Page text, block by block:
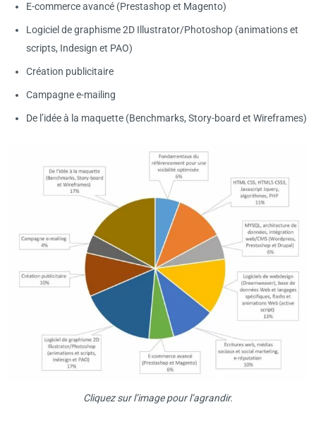
E-commerce avancé (Prestashop et Magento)
Logiciel de graphisme 2D Illustrator/Photoshop (animations et
scripts, Indesign et PAO)
Création publicitaire
Campagne e-mailing
De l’idée à la maquette (Benchmarks, Story-board et Wireframes)
Cliquez sur l’image pour l’agrandir.